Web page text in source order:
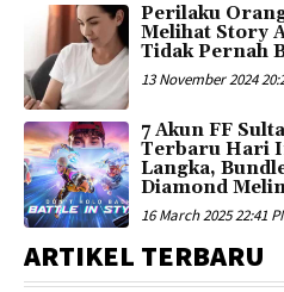
Perilaku
Melihat Story
Tidak Pernah
13 November 2024
7 Akun FF
Terbaru Hari
Langka,
Diamond
16 March 2025 22:41
ARTIKEL TERBARU